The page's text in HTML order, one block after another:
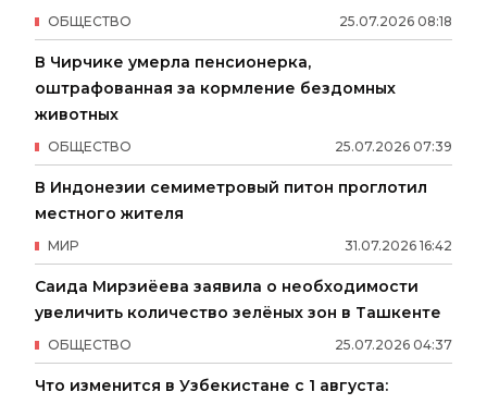
25.07.2026 08:18
ОБЩЕСТВО
В Чирчике умерла пенсионерка,
оштрафованная за кормление бездомных
животных
25.07.2026 07:39
ОБЩЕСТВО
В Индонезии семиметровый питон проглотил
местного жителя
31.07.2026 16:42
МИР
Саида Мирзиёева заявила о необходимости
увеличить количество зелёных зон в Ташкенте
25.07.2026 04:37
ОБЩЕСТВО
Что изменится в Узбекистане с 1 августа: